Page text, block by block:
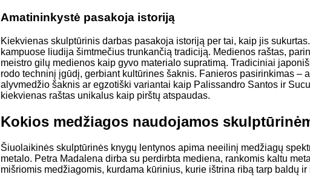
Amatininkystė pasakoja istoriją
Kiekvienas skulptūrinis darbas pasakoja istoriją per tai, kaip jis
kampuose liudija šimtmečius trunkančią tradiciją. Medienos raštas,
meistro gilų medienos kaip gyvo materialo supratimą. Tradiciniai
rodo techninį įgūdį, gerbiant kultūrines šaknis. Fanieros pasirinkimas –
alyvmedžio šaknis ar egzotiški variantai kaip Palissandro Santos ir
kiekvienas raštas unikalus kaip pirštų atspaudas.
Kokios medžiagos naudojamos
Šiuolaikinės skulptūrinės knygų lentynos apima neeilinį medžiagų
metalo. Petra Madalena dirba su perdirbta mediena, rankomis kaltu
mišriomis medžiagomis, kurdama kūrinius, kurie ištrina ribą tarp baldų